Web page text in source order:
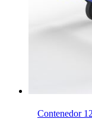
Contenedor